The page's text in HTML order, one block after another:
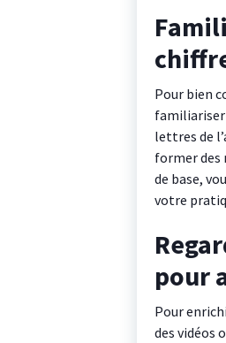
Pour bien
familiariser
lettres de
former des
de base,
votre
pour
Pour
des vidéos